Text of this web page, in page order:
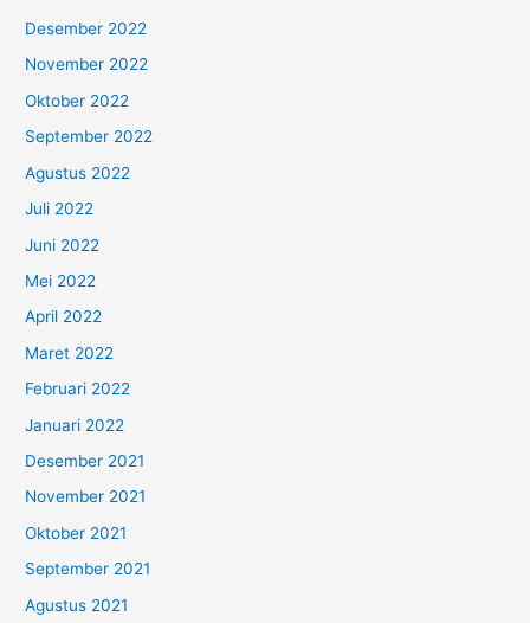
Desember 2022
November 2022
Oktober 2022
September 2022
Agustus 2022
Juli 2022
Juni 2022
Mei 2022
April 2022
Maret 2022
Februari 2022
Januari 2022
Desember 2021
November 2021
Oktober 2021
September 2021
Agustus 2021